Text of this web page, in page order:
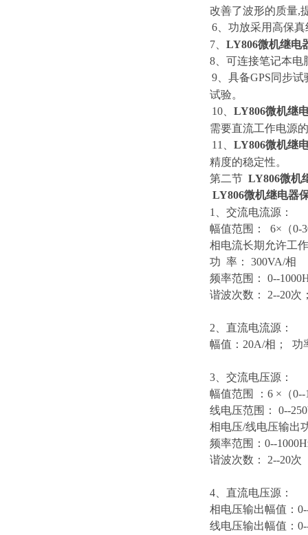
改善了波形的质量,
6、功放采用高保
7、 LY806微机继电
8、可连接笔记本电
9、具备GPS同步
试验。
10、 LY806微机继
需要直流工作电源
11、 LY806微机继
精度的稳定性。
第二节 LY806微机
LY806微机继电器
1、交流电流源：
幅值范围： 6×（0-
相电流长期允许工
功 率： 300VA/相
频率范围： 0--
谐波次数： 2--20次
2、直流电流源：
幅值：20A/相； 功
3、交流电压源：
幅值范围 ：6 ×（
线电压范围： 0--
相电压/线电压输出
频率范围：0--
谐波次数： 2--20次
4、直流电压源：
相电压输出幅值：
线电压输出幅值：